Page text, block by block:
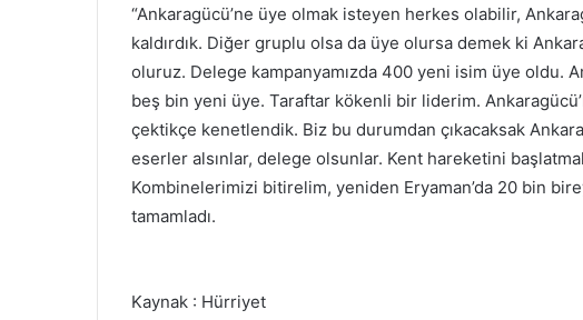
“Ankaragücü’ne üye olmak isteyen herkes olabilir,
kaldırdık. Diğer gruplu olsa da üye olursa demek ki
oluruz. Delege kampanyamızda 400 yeni isim üye oldu.
beş bin yeni üye. Taraftar kökenli bir liderim.
çektikçe kenetlendik. Biz bu durumdan çıkacaksak
eserler alsınlar, delege olsunlar. Kent hareketini
Kombinelerimizi bitirelim, yeniden Eryaman’da 20 bin
tamamladı.
Kaynak : Hürriyet